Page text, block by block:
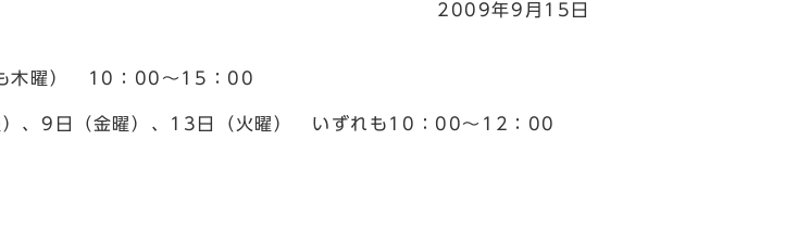
2009年9月15日
木曜） 10：00～15：00
（金曜）、13日（火曜） いずれも10：00～12：00